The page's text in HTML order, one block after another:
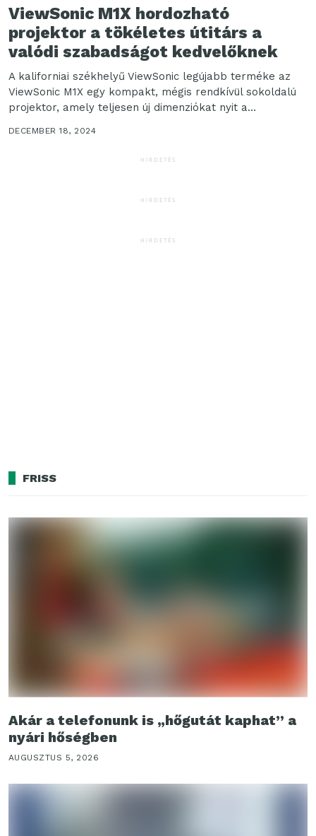
ViewSonic M1X hordozható
projektor a tökéletes útitárs a
valódi szabadságot kedvelőknek
A kaliforniai székhelyű ViewSonic legújabb terméke az
ViewSonic M1X egy kompakt, mégis rendkívül sokoldalú
projektor, amely teljesen új dimenziókat nyit a
DECEMBER 18, 2024
HIRDETÉS
HIRDETÉS
HIRDETÉS
FRISS
Akár a telefonunk is „hőgutát kaphat” a
nyári hőségben
AUGUSZTUS 5, 2026